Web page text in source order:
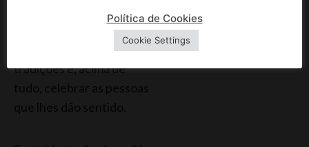
do Celorico a Mexer na
Feira de Santa Catarina
demonstra que preservar
tradições é, acima de
Política de Cookies
Cookie Settings